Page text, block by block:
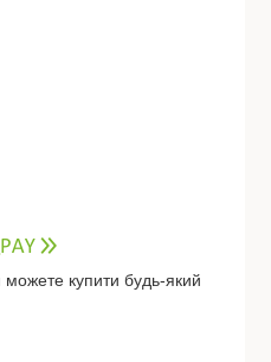
можете купити будь-який